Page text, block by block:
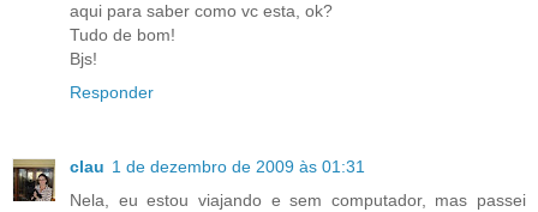
aqui para saber como vc esta, ok?
Tudo de bom!
Bjs!
Responder
clau 1 de dezembro de 2009 às 01:31
Nela, eu estou viajando e sem computador, mas passei